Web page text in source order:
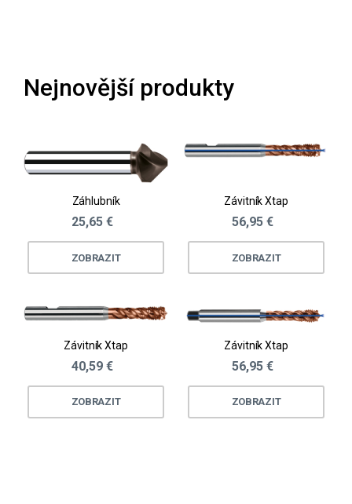
Nejnovější produkty
Záhlubník
25,65 €
ZOBRAZIT
Závitník Xtap
56,95 €
ZOBRAZIT
Závitník Xtap
40,59 €
ZOBRAZIT
Závitník Xtap
56,95 €
ZOBRAZIT